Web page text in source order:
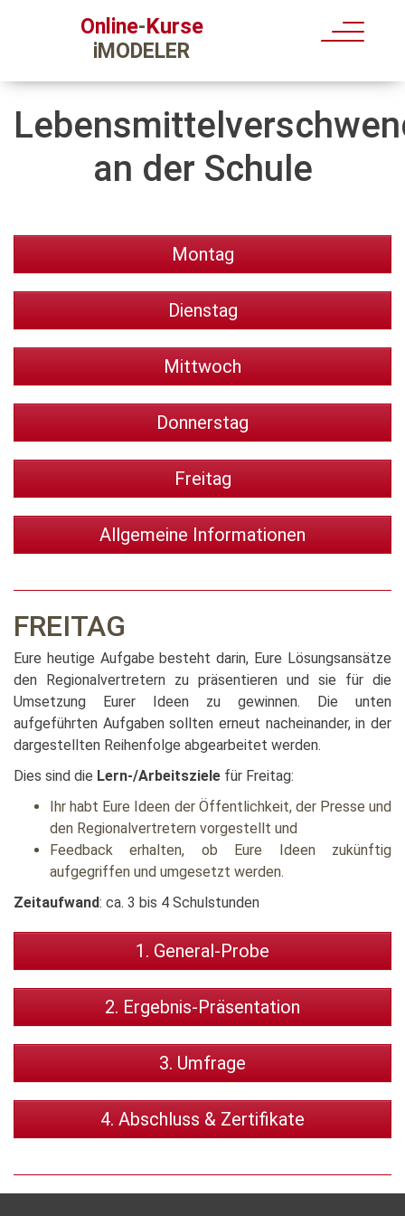
Online-Kurse
iMODELER
an der Schule
Montag
Dienstag
Mittwoch
Donnerstag
Freitag
Allgemeine Informationen
FREITAG
Eure heutige Aufgabe besteht darin, Eure Lösungsansätze
den Regionalvertretern zu präsentieren und sie für die
Umsetzung Eurer Ideen zu gewinnen. Die unten
aufgeführten Aufgaben sollten erneut nacheinander, in der
dargestellten Reihenfolge abgearbeitet werden.
Dies sind die Lern-/Arbeitsziele für Freitag:
Ihr habt Eure Ideen der Öffentlichkeit, der Presse und
den Regionalvertretern vorgestellt und
Feedback erhalten, ob Eure Ideen zukünftig
aufgegriffen und umgesetzt werden.
Zeitaufwand: ca. 3 bis 4 Schulstunden
1. General-Probe
2. Ergebnis-Präsentation
3. Umfrage
4. Abschluss & Zertifikate